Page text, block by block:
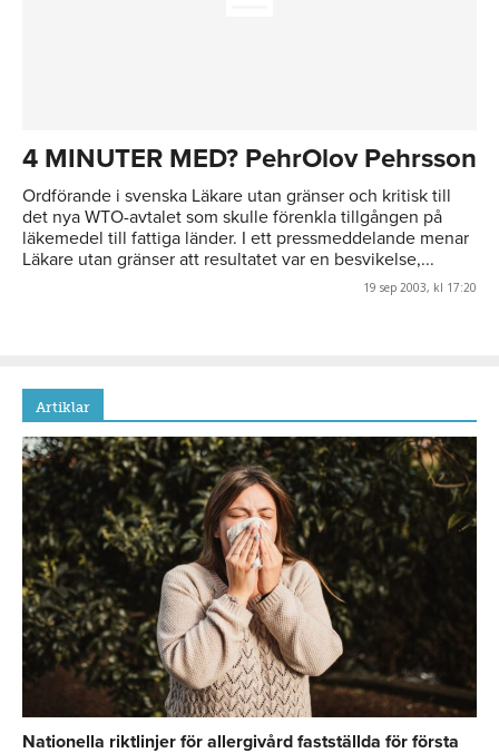
4 MINUTER MED? PehrOlov Pehrsson
Ordförande i svenska Läkare utan gränser och kritisk till
det nya WTO-avtalet som skulle förenkla tillgången på
läkemedel till fattiga länder. I ett pressmeddelande menar
Läkare utan gränser att resultatet var en besvikelse,...
19 sep 2003, kl 17:20
Artiklar
Nationella riktlinjer för allergivård fastställda för första